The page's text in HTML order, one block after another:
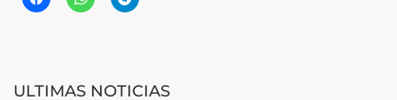
ULTIMAS NOTICIAS